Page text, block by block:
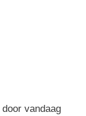
door vandaag